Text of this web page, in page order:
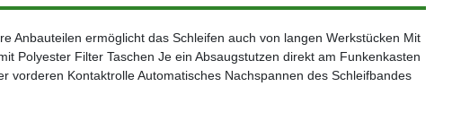
Anbauteilen ermöglicht das Schleifen auch von langen Werkstücken Mit
Polyester Filter Taschen Je ein Absaugstutzen direkt am Funkenkasten
Kontaktrolle Automatisches Nachspannen des Schleifbandes